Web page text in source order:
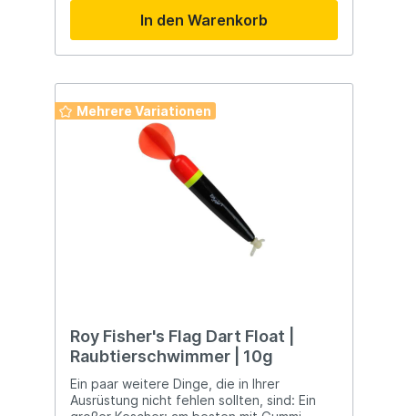
In den Warenkorb
Mehrere Variationen
Roy Fisher's Flag Dart Float |
Raubtierschwimmer | 10g
Ein paar weitere Dinge, die in Ihrer
Ausrüstung nicht fehlen sollten, sind: Ein